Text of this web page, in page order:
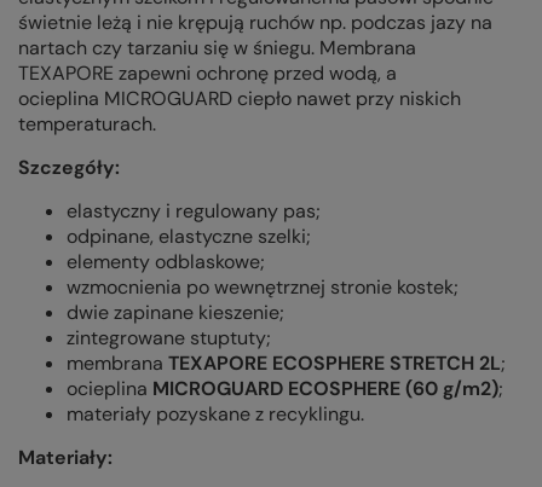
świetnie leżą i nie krępują ruchów np. podczas jazy na
nartach czy tarzaniu się w śniegu. Membrana
TEXAPORE zapewni ochronę przed wodą, a
ocieplina MICROGUARD ciepło nawet przy niskich
temperaturach.
Szczegóły:
elastyczny i regulowany pas;
odpinane, elastyczne szelki;
elementy odblaskowe;
wzmocnienia po wewnętrznej stronie kostek;
dwie zapinane kieszenie;
zintegrowane stuptuty;
membrana TEXAPORE ECOSPHERE STRETCH 2L;
ocieplina MICROGUARD ECOSPHERE (60 g/m2);
materiały pozyskane z recyklingu.
Materiały: